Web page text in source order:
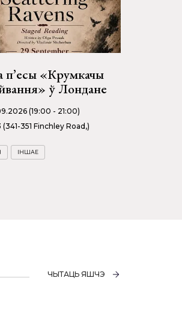
п’есы «Крумкачы
ў Лондане
(19:00 - 21:00)
(341-351 Finchley Road,)
ІНШАЕ
ЧЫТАЦЬ ЯШЧЭ